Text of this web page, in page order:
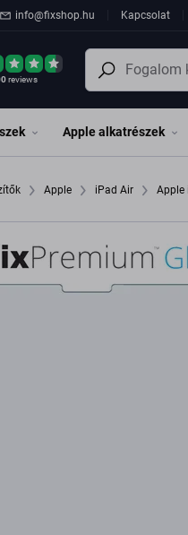
info@fixshop.hu Kapcsolat
reviews
Apple alkatrészek
Apple iPad Air Apple